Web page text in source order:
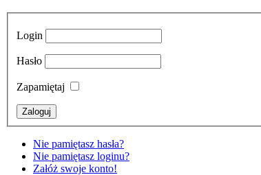
Login
Hasło
Zapamiętaj
Nie pamiętasz hasła?
Nie pamiętasz loginu?
Załóż swoje konto!